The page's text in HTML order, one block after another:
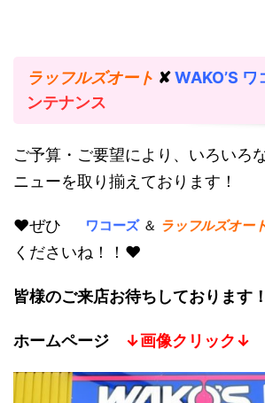
ラッフルズオート ✘WAKO’S
ンテナンス
ご予算・ご要望により、いろいろ
ニューを取り揃えております！
♥ぜひ ワコーズ＆ラッフルズオ
くださいね！！♥
皆様のご来店お待ちしております
ホームページ ↓画像クリック↓